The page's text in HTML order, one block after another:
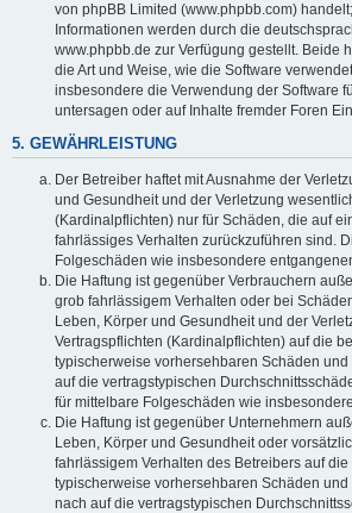
von phpBB Limited (www.phpbb.com)
Informationen werden durch die
www.phpbb.de zur Verfügung gestellt. Beide
die Art und Weise, wie die Software
insbesondere die Verwendung der Software
untersagen oder auf Inhalte fremder Foren
5. GEWÄHRLEISTUNG
Der Betreiber haftet mit Ausnahme der
und Gesundheit und der Verletzung
(Kardinalpflichten) nur für Schäden, die auf
fahrlässiges Verhalten zurückzuführen sind.
Folgeschäden wie insbesondere
Die Haftung ist gegenüber Verbrauchern
grob fahrlässigem Verhalten oder bei
Leben, Körper und Gesundheit und der
Vertragspflichten (Kardinalpflichten) auf die
typischerweise vorhersehbaren Schäden
auf die vertragstypischen
für mittelbare Folgeschäden wie
Die Haftung ist gegenüber Unternehmern
Leben, Körper und Gesundheit oder
fahrlässigem Verhalten des Betreibers auf
typischerweise vorhersehbaren Schäden
nach auf die vertragstypischen